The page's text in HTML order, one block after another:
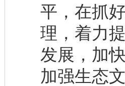
平，在抓
理，着力
发展，加
加强生态